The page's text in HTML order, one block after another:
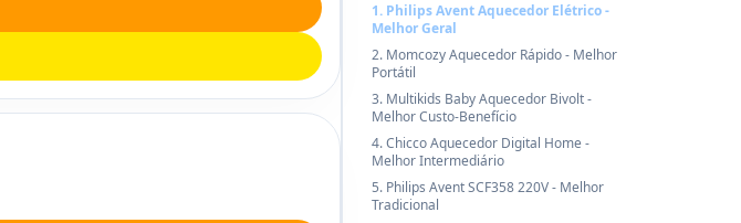
1. Philips Avent Aquecedor Elétrico -
Melhor Geral
2. Momcozy Aquecedor Rápido - Melhor
Portátil
3. Multikids Baby Aquecedor Bivolt -
Melhor Custo-Benefício
4. Chicco Aquecedor Digital Home -
Melhor Intermediário
5. Philips Avent SCF358 220V - Melhor
Tradicional